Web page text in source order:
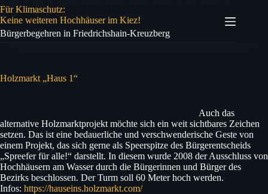
Zum
Inhalt
springen
Für Klimaschutz:
Keine weiteren Hochhäuser im Kiez!
Bürgerbegehren in Friedrichshain-Kreuzberg
Holzmarkt „Haus 1“
Auch das
alternative Holzmarktprojekt möchte sich ein weit sichtbares Zeichen
setzen. Das ist eine bedauerliche und verschwenderische Geste von
einem Projekt, das sich gerne als Speerspitze des Bürgerentscheids
„Spreefer für alle!“ darstellt. In diesem wurde 2008 der Ausschluss von
Hochhäusern am Wasser durch die Bürgerinnen und Bürger des
Bezirks beschlossen. Der Turm soll 60 Meter hoch werden.
Infos: https://hauseins.holzmarkt.com/